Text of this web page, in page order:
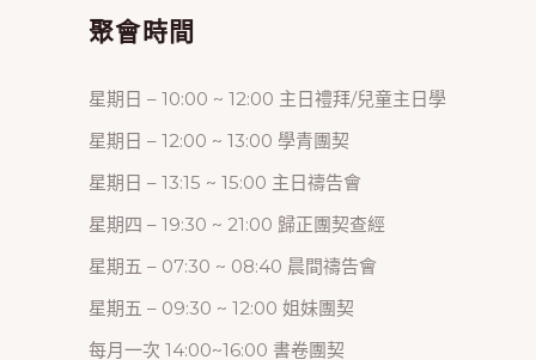
聚會時間
星期日 – 10:00 ~ 12:00 主日禮拜/兒童主日學
星期日 – 12:00 ~ 13:00 學青團契
星期日 – 13:15 ~ 15:00 主日禱告會
星期四 – 19:30 ~ 21:00 歸正團契查經
星期五 – 07:30 ~ 08:40 晨間禱告會
星期五 – 09:30 ~ 12:00 姐妹團契
每月一次 14:00~16:00 書卷團契